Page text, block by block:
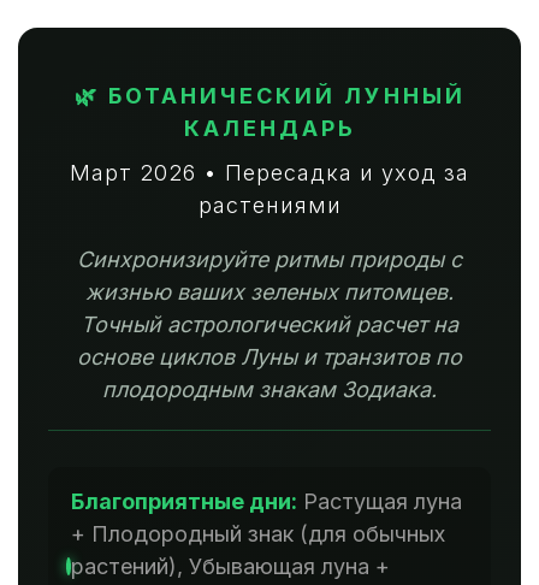
🌿 БОТАНИЧЕСКИЙ ЛУННЫЙ
КАЛЕНДАРЬ
Март 2026 • Пересадка и уход за
растениями
Синхронизируйте ритмы природы с
жизнью ваших зеленых питомцев.
Точный астрологический расчет на
основе циклов Луны и транзитов по
плодородным знакам Зодиака.
Благоприятные дни: Растущая луна
+ Плодородный знак (для обычных
растений), Убывающая луна +